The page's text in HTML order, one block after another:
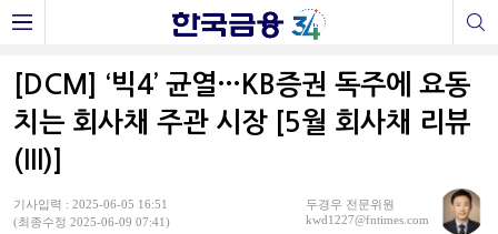
[DCM] ‘빅4’ 균열…KB증권 독주에 요동
치는 회사채 주관 시장 [5월 회사채 리뷰
(III)]
기사입력 : 2025-06-05 16:51
(최종수정 2025-06-09 07:41)
두경우 전문위원
kwd1227@fntimes.com